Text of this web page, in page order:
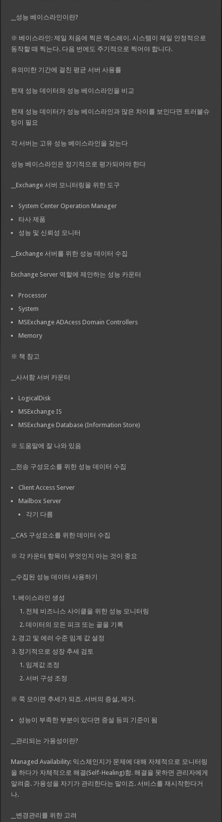
__성능 베이스라인이란?
※ 베이스라인: 제일 처음에 찍은 엑스레이. 시스템이 제일 안정적으로
동작할 때 찍는다. 다음 번에도 주기적으로 찍어야 합니다.
유의미한 기간에 걸친 평균 서버 사용률
현재 성능 데이터와 성능 베이스라인을 비교
현재 성능 데이터가 성능 베이스라인과 많은 차이를 보인다면 트러블슈
팅이 필요
각 서버는 고유 성능 베이스라인을 갖는다
성능 베이스라인은 정기적으로 평가되어야 한다
__Exchange 서버 모니터링을 위한 도구
System Center Operation Manager
타사 제품
성능 및 신뢰성 모니터
__Exchange 서버를 위한 성능 데이터 수집
Exchange Server 역할에 제안하는 성능 카운터
Processor
System
MSExchange ADAcess Domain Controllers
Memory
※ 책 참고
__사서함 서버 카운터
LogicalDisk
MSExchange IS
MSExchange Database (Information Store)
※ 도움말에 잘 나와 있음
__전송 구성요소를 위한 성능 데이터 수집
Client Access Server
Mailbox Server
각기 다름
__CAS 구성요소를 위한 데이터 수집
※ 각 카운터 항목이 무엇인지 아는 것이 중요
__수집된 성능 데이터 사용하기
베이스라인 생성
전체 비즈니스 사이클을 위한 성능 모니터링
데이터의 모든 피크 또는 골을 기록
경고 및 에러 수준 임계 값 설정
정기적으로 성장 추세 검토
임계값 조정
서버 구성 조정
※ 쭉 모이면 추세가 되죠. 서버의 증설, 제거.
성능이 부족한 부분이 있다면 증설 등의 기준이 됨
__관리되는 가용성이란?
Managed Availability: 익스체인지가 문제에 대해 자체적으로 모니터링
을 하다가 자체적으로 해결(Self-Healing)함. 해결을 못하면 관리자에게
알려줌. 가용성을 자기가 관리한다는 말이죠. 서비스를 재시작한다거
나.
__변경관리를 위한 고려